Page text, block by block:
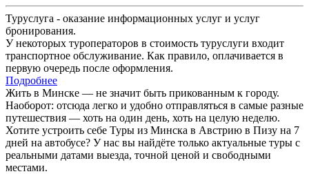
Туруслуга - оказание информационных услуг и услуг
бронирования.
У некоторых туроператоров в стоимость туруслуги входит
транспортное обслуживание. Как правило, оплачивается в
первую очередь после оформления.
Подробнее
Жить в Минске — не значит быть прикованным к городу.
Наоборот: отсюда легко и удобно отправляться в самые разные
путешествия — хоть на один день, хоть на целую неделю.
Хотите устроить себе Туры из Минска в Австрию в Пизу на 7
дней на автобусе? У нас вы найдёте только актуальные туры с
реальными датами выезда, точной ценой и свободными
местами.